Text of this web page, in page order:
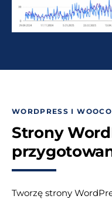
WORDPRESS I
Strony
Tworzę strony